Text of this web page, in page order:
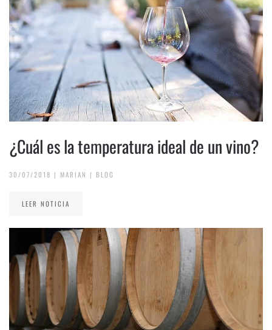
¿Cuál es la temperatura ideal de un vino?
30/07/2018 | MARIAN | BLOG
LEER NOTICIA